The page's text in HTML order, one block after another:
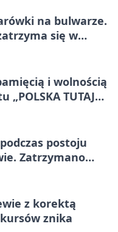
na bulwarze.
się w
i wolnością
„POLSKA TUTAJ
postoju
Zatrzymano
z korektą
kursów znika